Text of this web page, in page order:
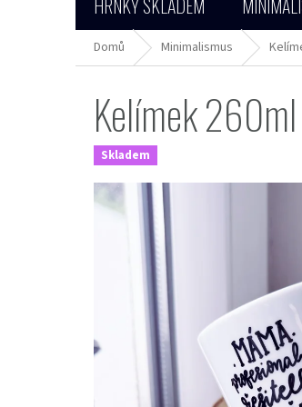
HRNKY SKLADEM
Domů Minimalismus
Kelímek
Skladem